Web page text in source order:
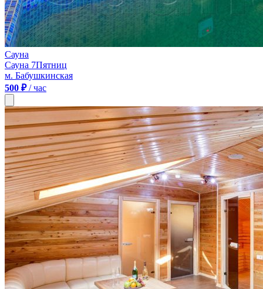
Сауна
Сауна 7Пятниц
м. Бабушкинская
500 ₽/ час